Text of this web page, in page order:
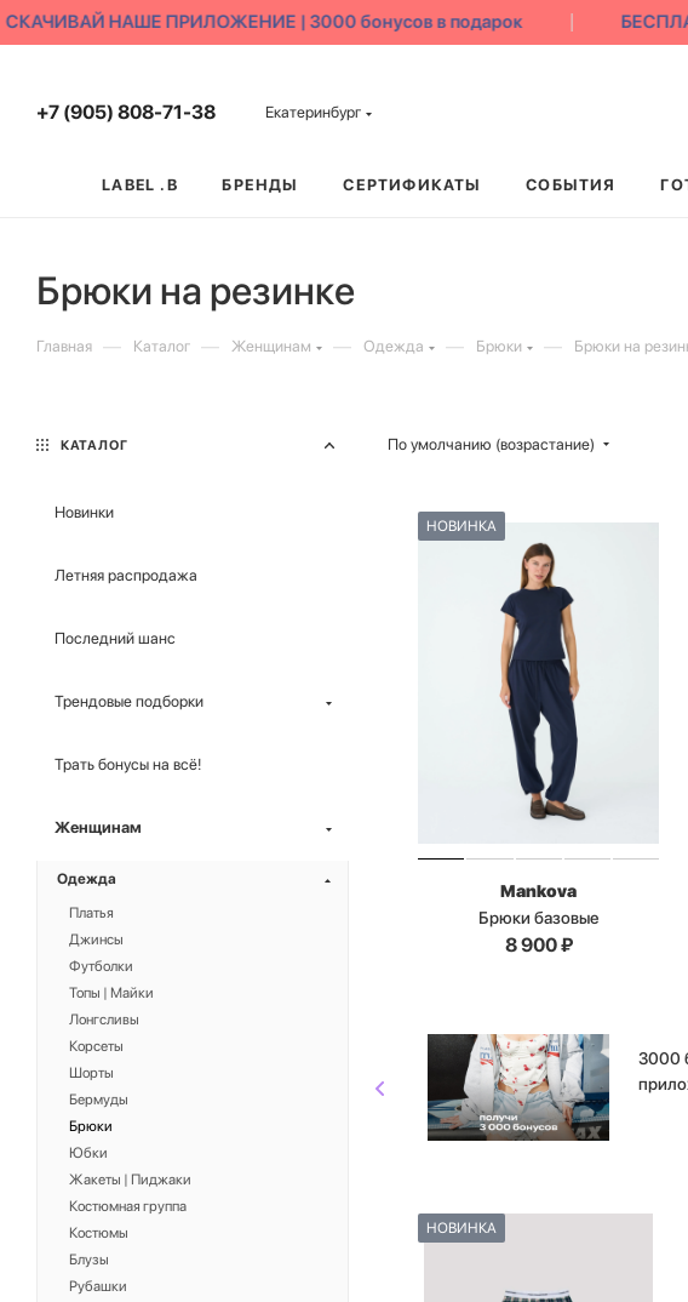
НАШЕ ПРИЛОЖЕНИЕ | 3000 бонусов в подарок
+7 (905) 808-71-38 Екатеринбург
LABEL .B БРЕНДЫ СЕРТИФИКАТЫ СОБЫТИЯ
Брюки на резинке
Главная — Каталог — Женщинам — Одежда — Брюки — Брюки на
По умолчанию (возрастание)
НОВИНКА
Mankova
Брюки базовые
8 900₽
3000
НОВИНКА
КАТАЛОГ
Новинки
Летняя распродажа
Последний шанс
Трендовые подборки
Трать бонусы на всё!
Женщинам
Одежда
Платья
Джинсы
Футболки
Топы | Майки
Лонгсливы
Корсеты
Шорты
Бермуды
Брюки
Юбки
Жакеты | Пиджаки
Костюмная группа
Костюмы
Блузы
Рубашки